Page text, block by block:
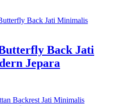
Back Jati
Jepara